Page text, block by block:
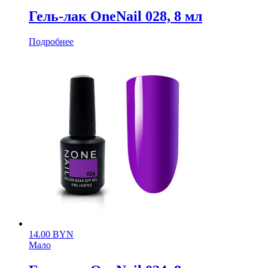
Гель-лак OneNail 028, 8 мл
Подробнее
14.00 BYN
Мало